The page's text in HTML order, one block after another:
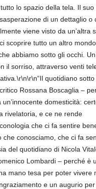
lo spazio della tela. Il
di un dettaglio o
viene visto da un’altra
scoprire tutto un altro
abbiamo sotto gli occhi.
il sorriso, attraverso venti
quotidiano
Rossana Boscaglia –
domesticità:
rivelatoria, e ce ne rende
che ci fa sentire
che conosciamo, che ci fa
del quotidiano di Nicola
Lombardi – perché è
mano tesa per poter vivere
e un augurio